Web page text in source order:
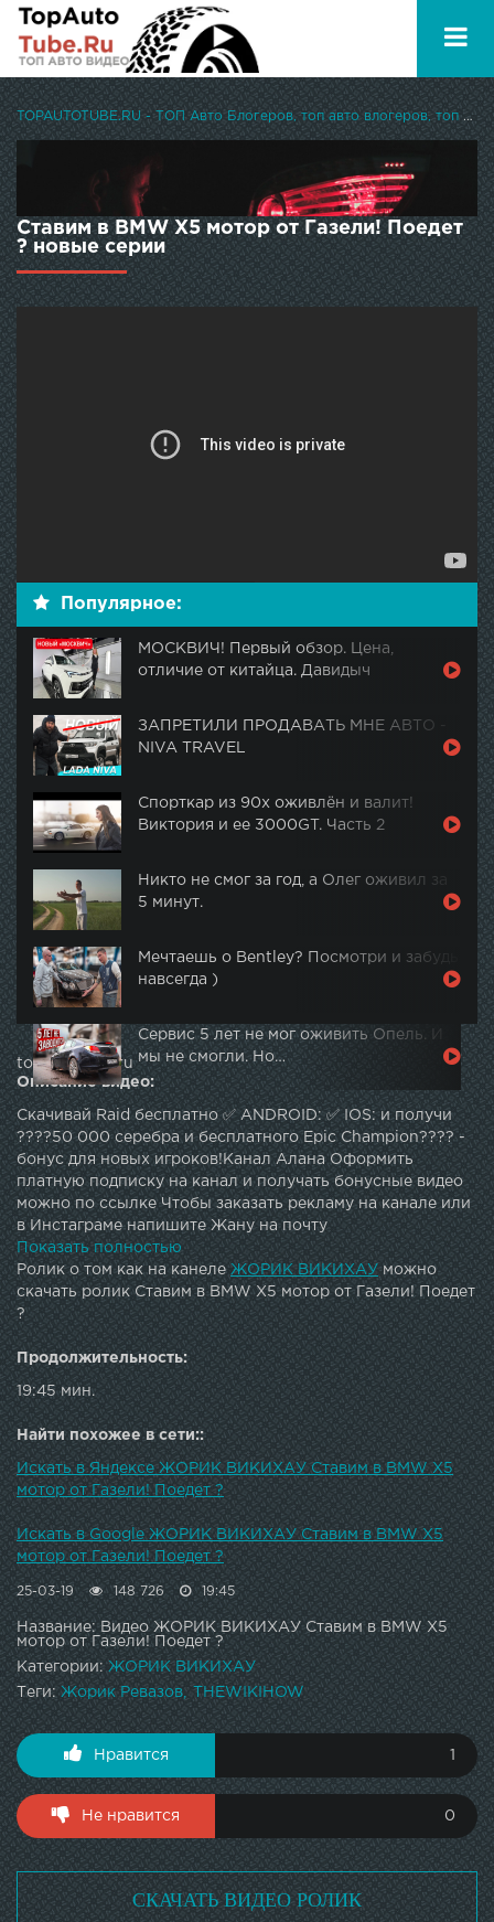
TOPAUTOTUBE.RU - ТОП Авто Блогеров, топ авто влогеров, топ авто ютуберов
Ставим в BMW X5 мотор от Газели! Поедет
? новые серии
Популярное:
МОСКВИЧ! Первый обзор. Цена,
отличие от китайца. Давидыч
ЗАПРЕТИЛИ ПРОДАВАТЬ МНЕ АВТО -
NIVA TRAVEL
Спорткар из 90х оживлён и валит!
Виктория и ее 3000GT. Часть 2
Никто не смог за год, а Олег оживил за
5 минут.
Мечтаешь о Bentley? Посмотри и забудь
навсегда )
Сервис 5 лет не мог оживить Опель. И
мы не смогли. Но…
topautotube.ru
Описание видео:
Скачивай Raid бесплатно ✅ ANDROID: ✅ IOS: и получи
????50 000 серебра и бесплатного Epic Champion???? -
бонус для новых игроков!Канал Алана Оформить
платную подписку на канал и получать бонусные видео
можно по ссылке Чтобы заказать рекламу на канале или
в Инстаграме напишите Жану на почту
jeankasparov@gmail.com или Вконтакте . Так же можно
написать в директ на Инстаграм
Показать полностью
Ролик о том как на канелеЖОРИК ВИКИХАУ можно
скачать ролик Ставим в BMW X5 мотор от Газели! Поедет
?
Продолжительность:
19:45 мин.
Найти похожее в сети::
Искать в Яндексе ЖОРИК ВИКИХАУ Ставим в BMW X5
мотор от Газели! Поедет ?
Искать в Google ЖОРИК ВИКИХАУ Ставим в BMW X5
мотор от Газели! Поедет ?
25-03-19 148 726 19:45
Название: Видео ЖОРИК ВИКИХАУ Ставим в BMW X5
мотор от Газели! Поедет ?
Категории:ЖОРИК ВИКИХАУ
Теги:Жорик Ревазов THEWIKIHOW
Нравится
Не нравится 0
СКАЧАТЬ ВИДЕО РОЛИК